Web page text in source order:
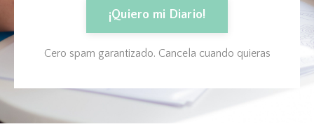
¡Quiero mi Diario!
Cero spam garantizado. Cancela cuando quieras